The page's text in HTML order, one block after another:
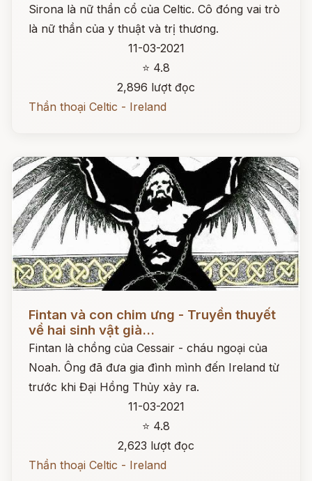
Sirona là nữ thần cổ của Celtic. Cô đóng vai trò
là nữ thần của y thuật và trị thương.
11-03-2021
⭐ 4.8
2,896 lượt đọc
Thần thoại Celtic - Ireland
Fintan và con chim ưng - Truyền thuyết
về hai sinh vật già...
Fintan là chồng của Cessair - cháu ngoại của
Noah. Ông đã đưa gia đình mình đến Ireland từ
trước khi Đại Hồng Thủy xảy ra.
11-03-2021
⭐ 4.8
2,623 lượt đọc
Thần thoại Celtic - Ireland